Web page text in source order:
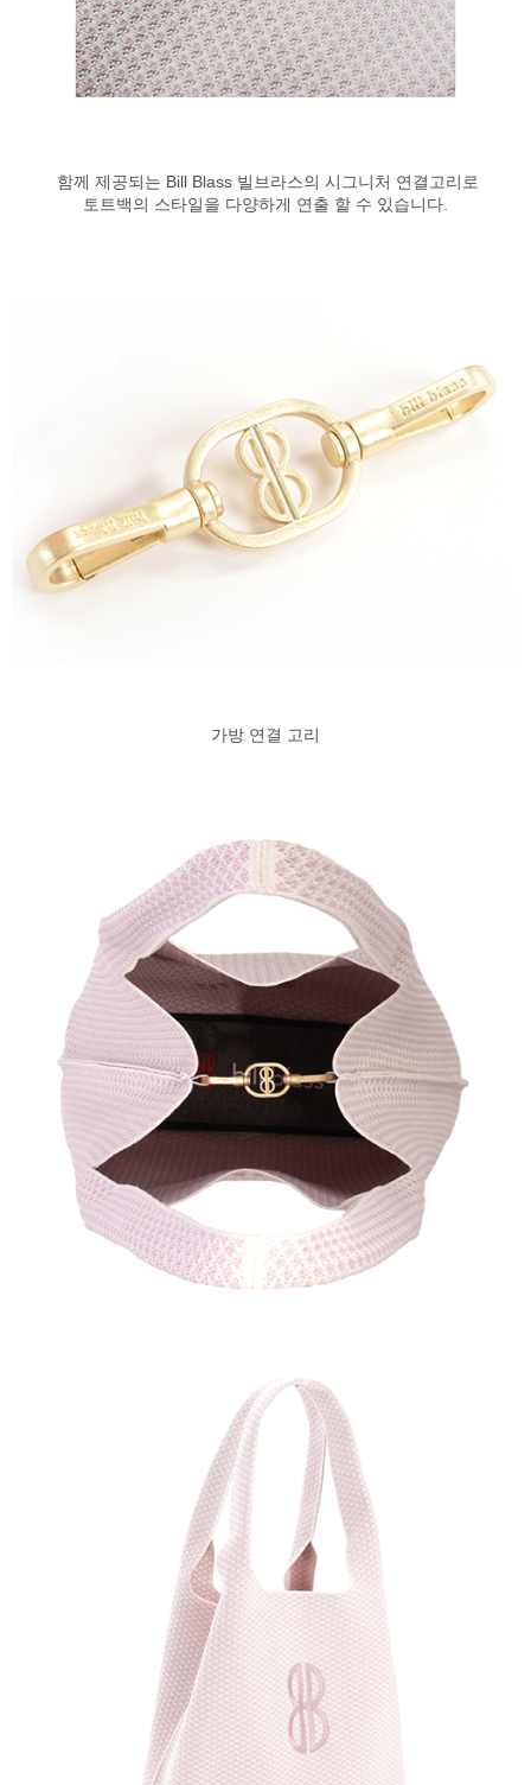
함께 제공되는 Bill Blass 빌브라스의 시그니처 연결고리로
토트백의 스타일을 다양하게 연출 할 수 있습니다.
가방 연결 고리